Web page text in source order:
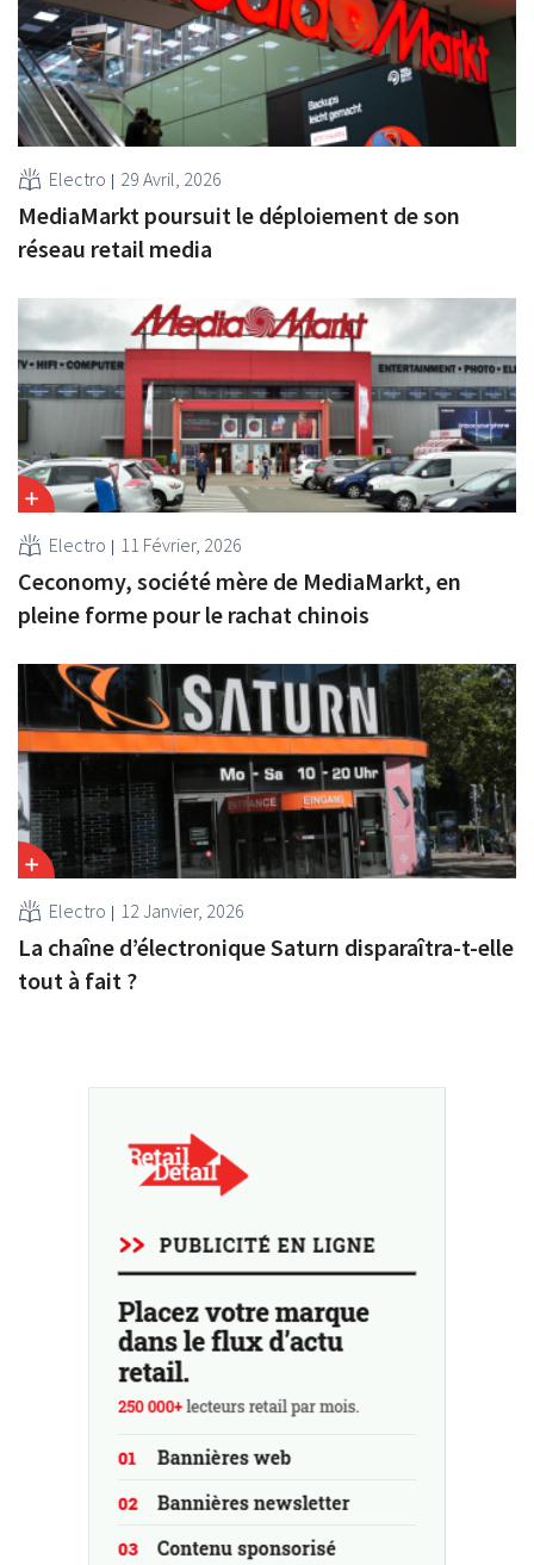
Electro 29 Avril, 2026
MediaMarkt poursuit le déploiement de son
réseau retail media
Electro 11 Février, 2026
Ceconomy, société mère de MediaMarkt, en
pleine forme pour le rachat chinois
Electro 12 Janvier, 2026
La chaîne d’électronique Saturn disparaîtra-t-elle
tout à fait ?